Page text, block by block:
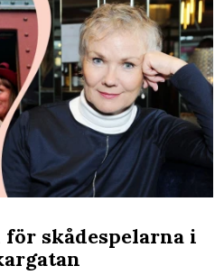
för skådespelarna i